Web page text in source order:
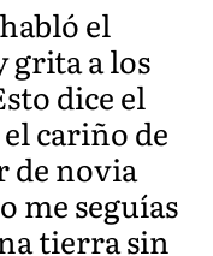
el
grita a los
dice el
cariño de
de novia
me seguías
tierra sin